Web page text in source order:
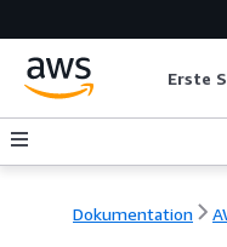
Erste
Dokumentation